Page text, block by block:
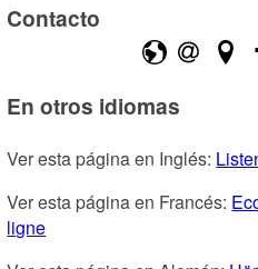
Contacto
En otros idiomas
Ver esta página en Inglés:
Ver esta página en Francés:
ligne